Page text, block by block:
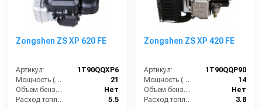
Zongshen ZS XP 620 FE
Артикул:
1T90QQXP6
Мощность (л/с):
21
Объем бензобака (л):
Нет
Расход топлива (л/ч):
5.5
Zongshen ZS XP 420 FE
Артикул:
1T90QQP90
Мощность (л/с):
14
Объем бензобака (л):
Нет
Расход топлива (л/ч):
3.8